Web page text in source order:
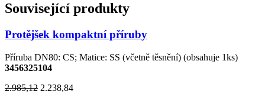
Související produkty
Protějšek kompaktní příruby
Příruba DN80: CS; Matice: SS (včetně těsnění) (obsahuje 1ks)
3456325104
2.985,12 2.238,84